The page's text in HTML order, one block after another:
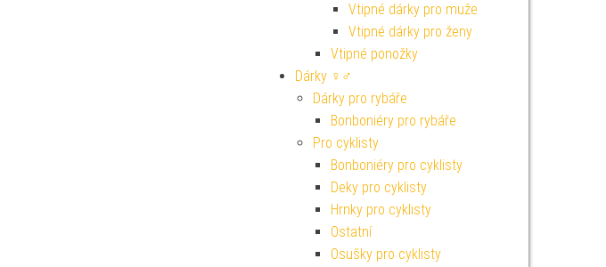
Vtipné dárky pro muže
Vtipné dárky pro ženy
Vtipné ponožky
Dárky ♀♂
Dárky pro rybáře
Bonboniéry pro rybáře
Pro cyklisty
Bonboniéry pro cyklisty
Deky pro cyklisty
Hrnky pro cyklisty
Ostatní
Osušky pro cyklisty